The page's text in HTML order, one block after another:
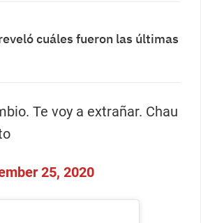
cuáles fueron las últimas
Te voy a extrañar. Chau
25, 2020